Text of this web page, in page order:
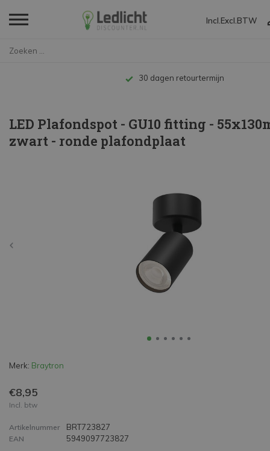
Incl. Excl. BTW
Tot 10 jaar garantie
LED Plafondspot - GU10 fitting -
zwart - ronde plafondplaat
Merk: Braytron
€8,95
Incl. btw
Artikelnummer BRT723827
EAN 5949097723827